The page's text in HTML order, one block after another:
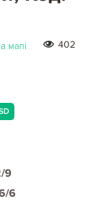
мапі 402
9
6